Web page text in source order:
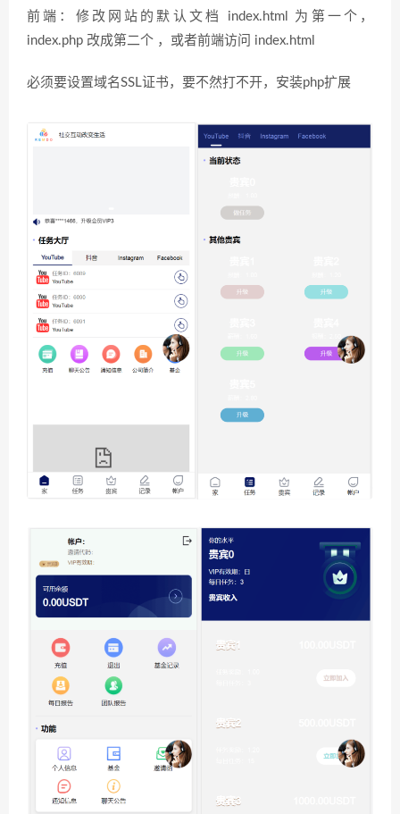
前端：修改网站的默认文档 index.html 为第一个，
index.php 改成第二个 ，或者前端访问 index.html
必须要设置域名SSL证书，要不然打不开，安装php扩展